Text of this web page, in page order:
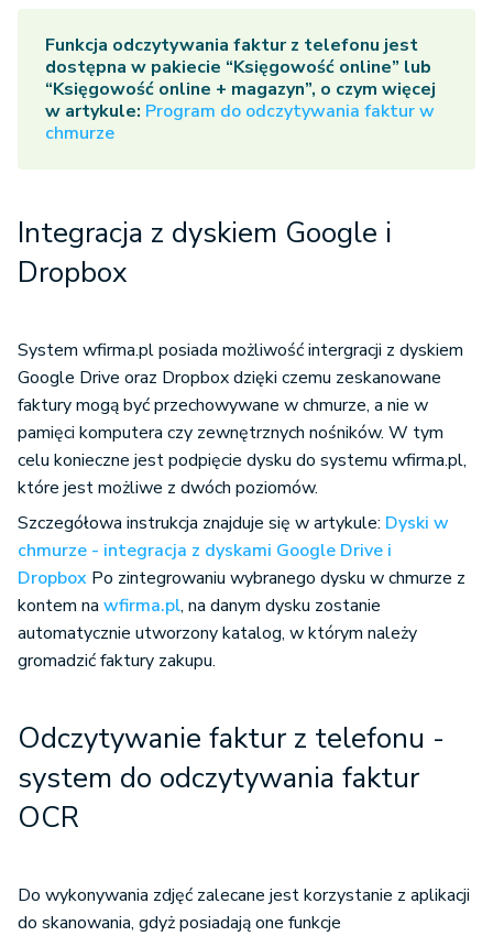
Funkcja odczytywania faktur z telefonu jest
dostępna w pakiecie “Księgowość online” lub
“Księgowość online + magazyn”, o czym więcej
w artykule: Program do odczytywania faktur w
chmurze
Integracja z dyskiem Google i
Dropbox
System wfirma.pl posiada możliwość intergracji z dyskiem
Google Drive oraz Dropbox dzięki czemu zeskanowane
faktury mogą być przechowywane w chmurze, a nie w
pamięci komputera czy zewnętrznych nośników. W tym
celu konieczne jest podpięcie dysku do systemu wfirma.pl,
które jest możliwe z dwóch poziomów.
Szczegółowa instrukcja znajduje się w artykule: Dyski w
chmurze - integracja z dyskami Google Drive i
Dropbox Po zintegrowaniu wybranego dysku w chmurze z
kontem na wfirma.pl, na danym dysku zostanie
automatycznie utworzony katalog, w którym należy
gromadzić faktury zakupu.
Odczytywanie faktur z telefonu -
system do odczytywania faktur
OCR
Do wykonywania zdjęć zalecane jest korzystanie z aplikacji
do skanowania, gdyż posiadają one funkcje